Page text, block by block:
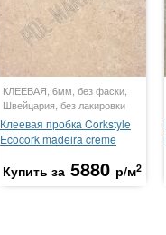
КЛЕЕВАЯ, 6мм, без фаски,
Швейцария, без лакировки
Клеевая пробка Corkstyle
Ecocork madeira creme
Купить за 5880 р/м2